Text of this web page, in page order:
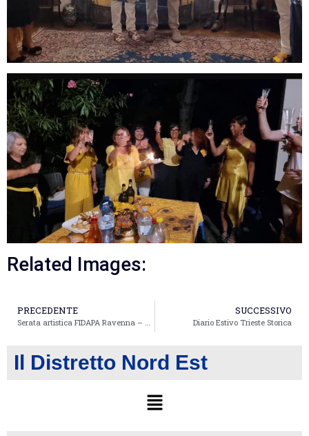
Related Images:
PRECEDENTE
Serata artistica FIDAPA Ravenna – 06/07/2024
SUCCESSIVO
Diario Estivo Trieste Storica
Il Distretto Nord Est